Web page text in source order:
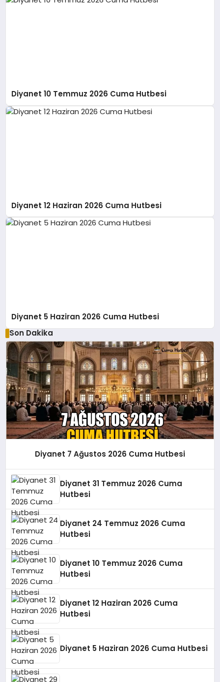
Diyanet 10 Temmuz 2026 Cuma Hutbesi
Diyanet 12 Haziran 2026 Cuma Hutbesi
Diyanet 5 Haziran 2026 Cuma Hutbesi
Son Dakika
Diyanet 7 Ağustos 2026 Cuma Hutbesi
Diyanet 31 Temmuz 2026 Cuma
Hutbesi
Diyanet 24 Temmuz 2026 Cuma
Hutbesi
Diyanet 10 Temmuz 2026 Cuma
Hutbesi
Diyanet 12 Haziran 2026 Cuma
Hutbesi
Diyanet 5 Haziran 2026 Cuma Hutbesi